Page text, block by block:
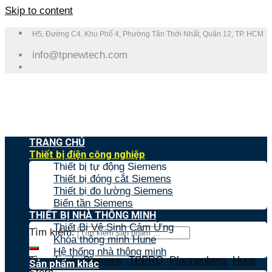
Skip to content
H5, Đường C4, Khu Phố 4, Phường Tân Thới Nhất, Quận 12, TP. HCM
info@tpnewtech.com
Tìm kiếm:
Tìm nhanh:Siemens,TPPRO,Pfannenberg,Hune,
TRANG CHỦ
Thiết bị điện công nghiệp
Thiết bị tự động Siemens
Thiết bị đóng cắt Siemens
Thiết bị đo lường Siemens
Biến tần Siemens
THIẾT BỊ NHÀ THÔNG MINH
Thiết Bị Vệ Sinh Cảm Ứng
Khóa thông minh Hune
Hệ thống nhà thông minh
Sản phẩm khác